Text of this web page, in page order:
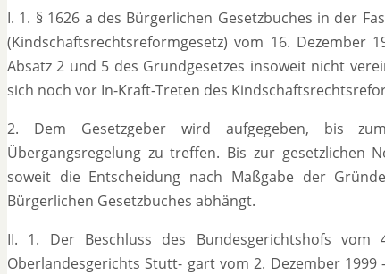
I. 1. § 1626 a des Bürgerlichen Gesetzbuches in der
(Kindschaftsrechtsreformgesetz) vom 16. Dezember
Absatz 2 und 5 des Grundgesetzes insoweit nicht
sich noch vor In-Kraft-Treten des
2. Dem Gesetzgeber wird aufgegeben, bis
Übergangsregelung zu treffen. Bis zur gesetzlichen
soweit die Entscheidung nach Maßgabe der
Bürgerlichen Gesetzbuches abhängt.
II. 1. Der Beschluss des Bundesgerichtshofs
Oberlandesgerichts Stutt- gart vom 2. Dezember